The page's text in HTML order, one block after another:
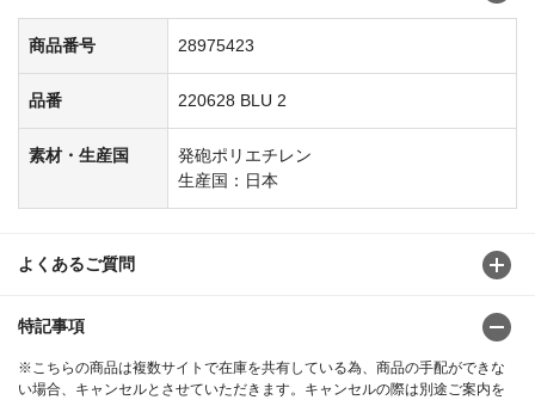
商品番号 28975423
品番 220628 BLU 2
素材・生産国
発砲ポリエチレン
生産国：日本
よくあるご質問
特記事項
※こちらの商品は複数サイトで在庫を共有している為、商品の手配ができな
い場合、キャンセルとさせていただきます。キャンセルの際は別途ご案内を